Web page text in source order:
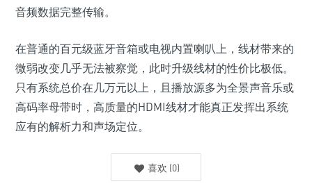
音频数据完整传输。
在普通的百元级蓝牙音箱或电视内置喇叭上，线材带来的
微弱改变几乎无法被察觉，此时升级线材的性价比极低。
只有系统总价在几万元以上，且播放源多为全景声音乐或
高码率母带时，高质量的HDMI线材才能真正发挥出系统
应有的解析力和声场定位。
喜欢 (0)